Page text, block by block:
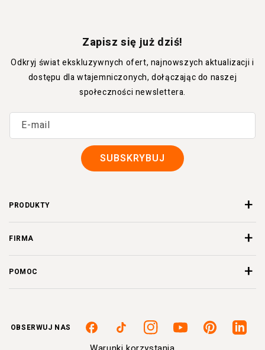
Zapisz się już dziś!
Odkryj świat ekskluzywnych ofert, najnowszych aktualizacji i
dostępu dla wtajemniczonych, dołączając do naszej
społeczności newslettera.
E-mail
SUBSKRYBUJ
PRODUKTY
FIRMA
POMOC
OBSERWUJ NAS
FacebookTikTok InstagramYoutubePinterestLinkedin